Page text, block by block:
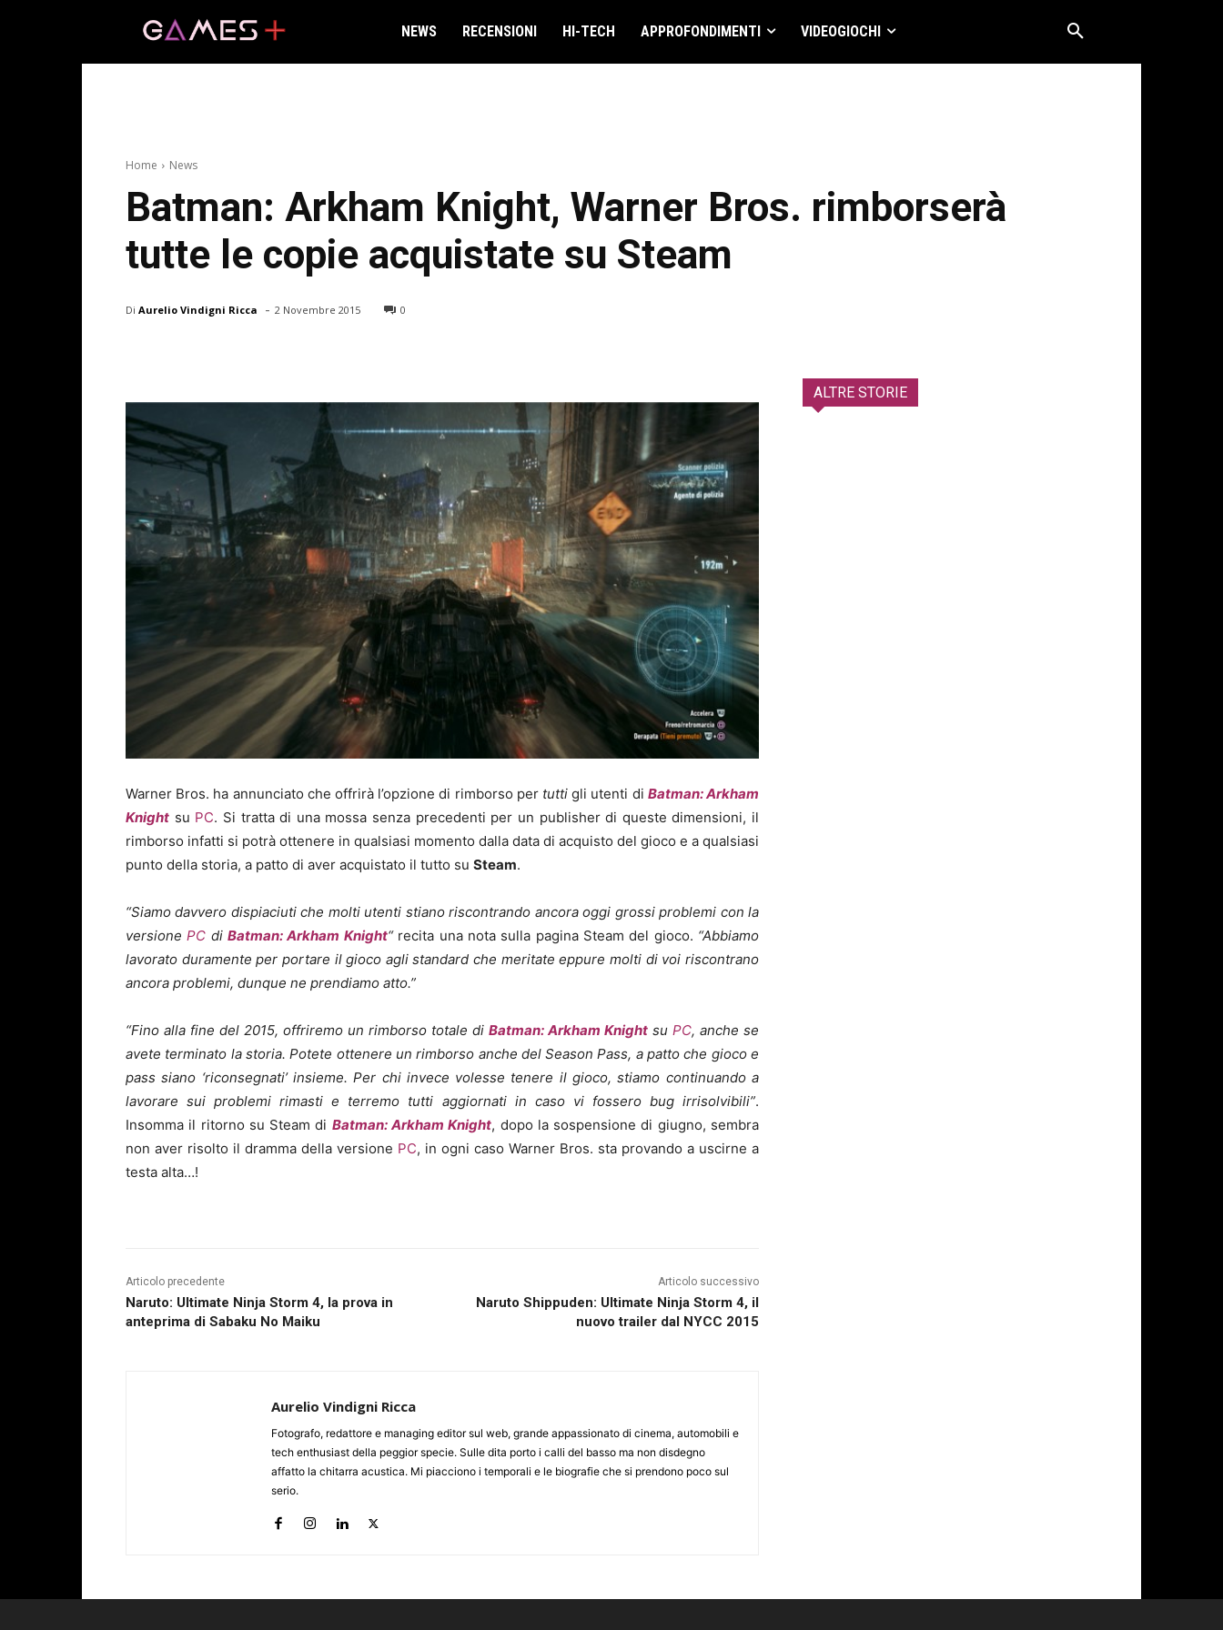
NEWS RECENSIONI HI-TECH APPROFONDIMENTI VIDEOGIOCHI
Home News
Batman: Arkham Knight, Warner Bros. rimborserà
tutte le copie acquistate su Steam
Di Aurelio Vindigni Ricca - 2 Novembre 2015 0
Warner Bros. ha annunciato che offrirà l’opzione di rimborso per tutti gli utenti di Batman: Arkham
Knight su PC. Si tratta di una mossa senza precedenti per un publisher di queste dimensioni, il
rimborso infatti si potrà ottenere in qualsiasi momento dalla data di acquisto del gioco e a qualsiasi
punto della storia, a patto di aver acquistato il tutto su Steam.
“Siamo davvero dispiaciuti che molti utenti stiano riscontrando ancora oggi grossi problemi con la
versionePC diBatman: Arkham Knight“recita una nota sulla pagina Steam del gioco. “Abbiamo
lavorato duramente per portare il gioco agli standard che meritate eppure molti di voi riscontrano
ancora problemi, dunque ne prendiamo atto.”
“Fino alla fine del 2015, offriremo un rimborso totale di Batman: Arkham Knight su PC, anche se
avete terminato la storia. Potete ottenere un rimborso anche del Season Pass, a patto che gioco e
pass siano ‘riconsegnati’ insieme. Per chi invece volesse tenere il gioco, stiamo continuando a
lavorare sui problemi rimasti e terremo tutti aggiornati in caso vi fossero bug irrisolvibili”.
Insomma il ritorno su Steam di Batman: Arkham Knight, dopo la sospensione di giugno, sembra
non aver risolto il dramma della versione PC, in ogni caso Warner Bros. sta provando a uscirne a
testa alta…!
Articolo precedente
Naruto: Ultimate Ninja Storm 4, la prova in
anteprima di Sabaku No Maiku
Articolo successivo
Naruto Shippuden: Ultimate Ninja Storm 4, il
nuovo trailer dal NYCC 2015
Aurelio Vindigni Ricca
Fotografo, redattore e managing editor sul web, grande appassionato di cinema, automobili e
tech enthusiast della peggior specie. Sulle dita porto i calli del basso ma non disdegno
affatto la chitarra acustica. Mi piacciono i temporali e le biografie che si prendono poco sul
serio.
ALTRE STORIE